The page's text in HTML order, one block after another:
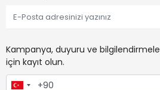
Kampanya, duyuru ve
için kayıt olun.